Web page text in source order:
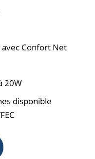
Confort Net
20W
disponible